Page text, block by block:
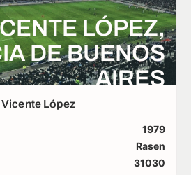
LÓPEZ,
DE BUENOS
AIRES
López
1979
Rasen
31030